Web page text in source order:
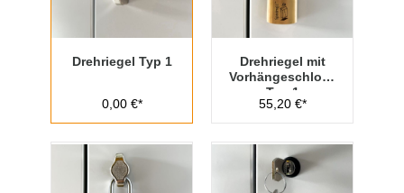
Drehriegel Typ 1
0,00 €*
Drehriegel mit
Vorhängeschloss
Typ 1
55,20 €*